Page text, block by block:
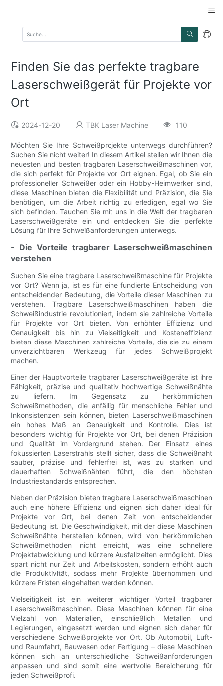
Finden Sie das perfekte tragbare
Laserschweißgerät für Projekte vor
Ort
2024-12-20 TBK Laser Machine 110
Möchten Sie Ihre Schweißprojekte unterwegs durchführen?
Suchen Sie nicht weiter! In diesem Artikel stellen wir Ihnen die
neuesten und besten tragbaren Laserschweißmaschinen vor,
die sich perfekt für Projekte vor Ort eignen. Egal, ob Sie ein
professioneller Schweißer oder ein Hobby-Heimwerker sind,
diese Maschinen bieten die Flexibilität und Präzision, die Sie
benötigen, um die Arbeit richtig zu erledigen, egal wo Sie
sich befinden. Tauchen Sie mit uns in die Welt der tragbaren
Laserschweißgeräte ein und entdecken Sie die perfekte
Lösung für Ihre Schweißanforderungen unterwegs.
- Die Vorteile tragbarer Laserschweißmaschinen
verstehen
Suchen Sie eine tragbare Laserschweißmaschine für Projekte
vor Ort? Wenn ja, ist es für eine fundierte Entscheidung von
entscheidender Bedeutung, die Vorteile dieser Maschinen zu
verstehen. Tragbare Laserschweißmaschinen haben die
Schweißindustrie revolutioniert, indem sie zahlreiche Vorteile
für Projekte vor Ort bieten. Von erhöhter Effizienz und
Genauigkeit bis hin zu Vielseitigkeit und Kosteneffizienz
bieten diese Maschinen zahlreiche Vorteile, die sie zu einem
unverzichtbaren Werkzeug für jedes Schweißprojekt
machen.
Einer der Hauptvorteile tragbarer Laserschweißgeräte ist ihre
Fähigkeit, präzise und qualitativ hochwertige Schweißnähte
zu liefern. Im Gegensatz zu herkömmlichen
Schweißmethoden, die anfällig für menschliche Fehler und
Inkonsistenzen sein können, bieten Laserschweißmaschinen
ein hohes Maß an Genauigkeit und Kontrolle. Dies ist
besonders wichtig für Projekte vor Ort, bei denen Präzision
und Qualität im Vordergrund stehen. Der Einsatz eines
fokussierten Laserstrahls stellt sicher, dass die Schweißnaht
sauber, präzise und fehlerfrei ist, was zu starken und
dauerhaften Schweißnähten führt, die den höchsten
Industriestandards entsprechen.
Neben der Präzision bieten tragbare Laserschweißmaschinen
auch eine höhere Effizienz und eignen sich daher ideal für
Projekte vor Ort, bei denen Zeit von entscheidender
Bedeutung ist. Die Geschwindigkeit, mit der diese Maschinen
Schweißnähte herstellen können, wird von herkömmlichen
Schweißmethoden nicht erreicht, was eine schnellere
Projektabwicklung und kürzere Ausfallzeiten ermöglicht. Dies
spart nicht nur Zeit und Arbeitskosten, sondern erhöht auch
die Produktivität, sodass mehr Projekte übernommen und
kürzere Fristen eingehalten werden können.
Vielseitigkeit ist ein weiterer wichtiger Vorteil tragbarer
Laserschweißmaschinen. Diese Maschinen können für eine
Vielzahl von Materialien, einschließlich Metallen und
Legierungen, eingesetzt werden und eignen sich daher für
verschiedene Schweißprojekte vor Ort. Ob Automobil, Luft-
und Raumfahrt, Bauwesen oder Fertigung – diese Maschinen
können sich an unterschiedliche Schweißanforderungen
anpassen und sind somit eine wertvolle Bereicherung für
jeden Schweißprofi.